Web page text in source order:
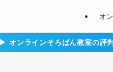
オ
▶︎ オンラインそろばん教室の評